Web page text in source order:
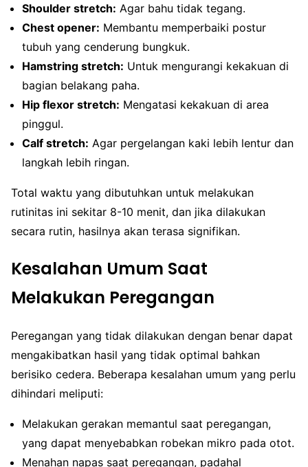
Shoulder stretch: Agar bahu tidak tegang.
Chest opener: Membantu memperbaiki postur
tubuh yang cenderung bungkuk.
Hamstring stretch: Untuk mengurangi kekakuan di
bagian belakang paha.
Hip flexor stretch: Mengatasi kekakuan di area
pinggul.
Calf stretch: Agar pergelangan kaki lebih lentur dan
langkah lebih ringan.
Total waktu yang dibutuhkan untuk melakukan
rutinitas ini sekitar 8-10 menit, dan jika dilakukan
secara rutin, hasilnya akan terasa signifikan.
Kesalahan Umum Saat
Melakukan Peregangan
Peregangan yang tidak dilakukan dengan benar dapat
mengakibatkan hasil yang tidak optimal bahkan
berisiko cedera. Beberapa kesalahan umum yang perlu
dihindari meliputi:
Melakukan gerakan memantul saat peregangan,
yang dapat menyebabkan robekan mikro pada otot.
Menahan napas saat peregangan, padahal